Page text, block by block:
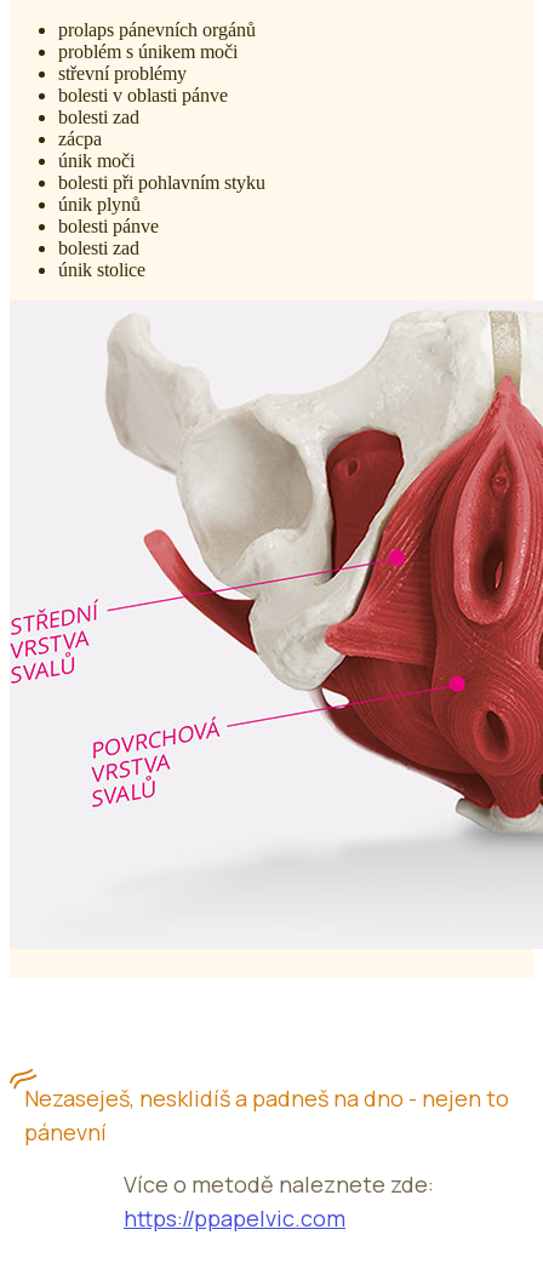
prolaps pánevních orgánů
problém s únikem moči
střevní problémy
bolesti v oblasti pánve
bolesti zad
zácpa
únik moči
bolesti při pohlavním styku
únik plynů
bolesti pánve
bolesti zad
únik stolice
Nezaseješ, nesklidíš a padneš na dno - nejen to
pánevní
Více o metodě naleznete zde:
https://ppapelvic.com